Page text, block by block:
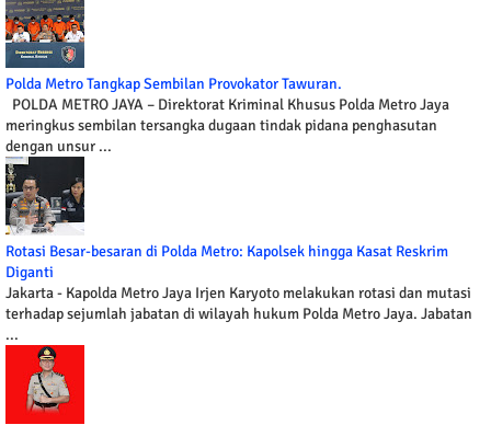
Polda Metro Tangkap Sembilan Provokator Tawuran.
POLDA METRO JAYA – Direktorat Kriminal Khusus Polda Metro Jaya
meringkus sembilan tersangka dugaan tindak pidana penghasutan
dengan unsur ...
Rotasi Besar-besaran di Polda Metro: Kapolsek hingga Kasat Reskrim
Diganti
Jakarta - Kapolda Metro Jaya Irjen Karyoto melakukan rotasi dan mutasi
terhadap sejumlah jabatan di wilayah hukum Polda Metro Jaya. Jabatan
...